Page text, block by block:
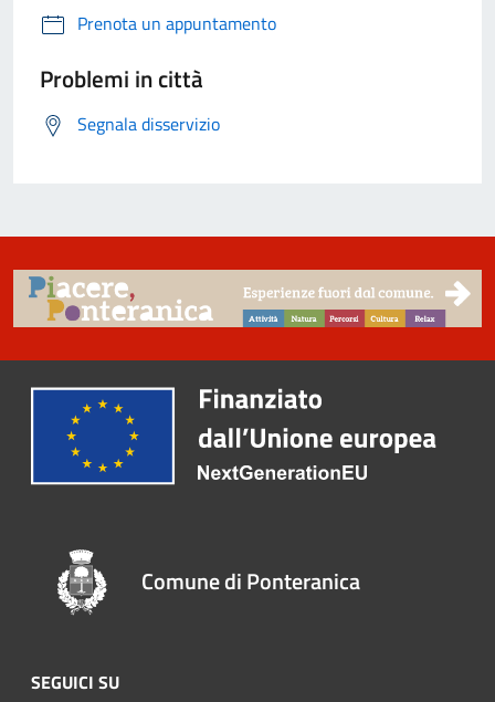
Prenota un appuntamento
Problemi in città
Segnala disservizio
Comune di Ponteranica
SEGUICI SU